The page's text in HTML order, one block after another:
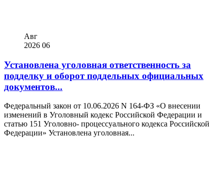
Авг
2026 06
Установлена уголовная ответственность за
подделку и оборот поддельных официальных
документов...
Федеральный закон от 10.06.2026 N 164-ФЗ «О внесении
изменений в Уголовный кодекс Российской Федерации и
статью 151 Уголовно- процессуального кодекса Российской
Федерации» Установлена уголовная...